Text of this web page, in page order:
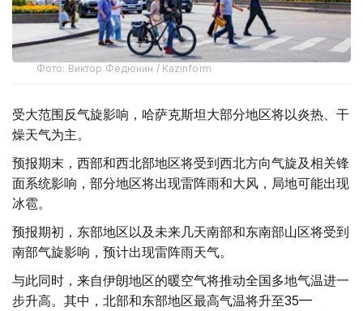
Фото: Виктор Федюнин / Kazinform
受大范围反气旋影响，哈萨克斯坦大部分地区将以炎热、干
燥天气为主。
预报期末，西部和西北部地区将受到西北方向气旋及相关锋
面系统影响，部分地区将出现雷阵雨和大风，局地可能出现
冰雹。
预报期初，东部地区以及未来几天南部和东南部山区将受到
南部气旋影响，预计出现雷阵雨天气。
与此同时，来自伊朗地区的暖空气将推动全国多地气温进一
步升高。其中，北部和东部地区最高气温将升至35—